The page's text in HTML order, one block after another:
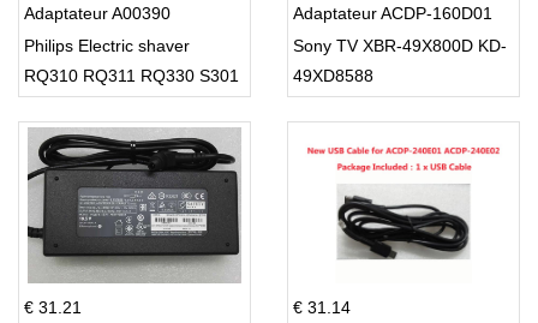
Adaptateur A00390
Philips Electric shaver
RQ310 RQ311 RQ330 S301
Adaptateur ACDP-160D01
Sony TV XBR-49X800D KD-
49XD8588
€ 31.21 € 31.14